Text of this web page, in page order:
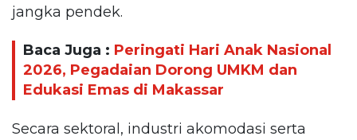
jangka pendek.
Baca Juga : Peringati Hari Anak Nasional
2026, Pegadaian Dorong UMKM dan
Edukasi Emas di Makassar
Secara sektoral, industri akomodasi serta